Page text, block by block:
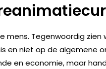
mens. Tegenwoordig zien
en niet op de algemene
en economie, maar